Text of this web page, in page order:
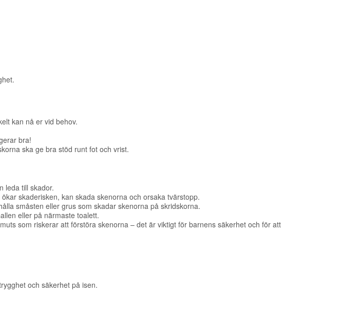
kan nå er vid behov.
bra!
ska ge bra stöd runt fot och vrist.
leda till skador.
skaderisken, kan skada skenorna och orsaka tvärstopp.
småsten eller grus som skadar skenorna på skridskorna.
eller på närmaste toalett.
som riskerar att förstöra skenorna – det är viktigt för barnens säkerhet och för att
och säkerhet på isen.